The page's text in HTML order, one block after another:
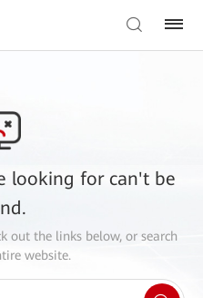
looking for can't be
out the links below, or search
website.